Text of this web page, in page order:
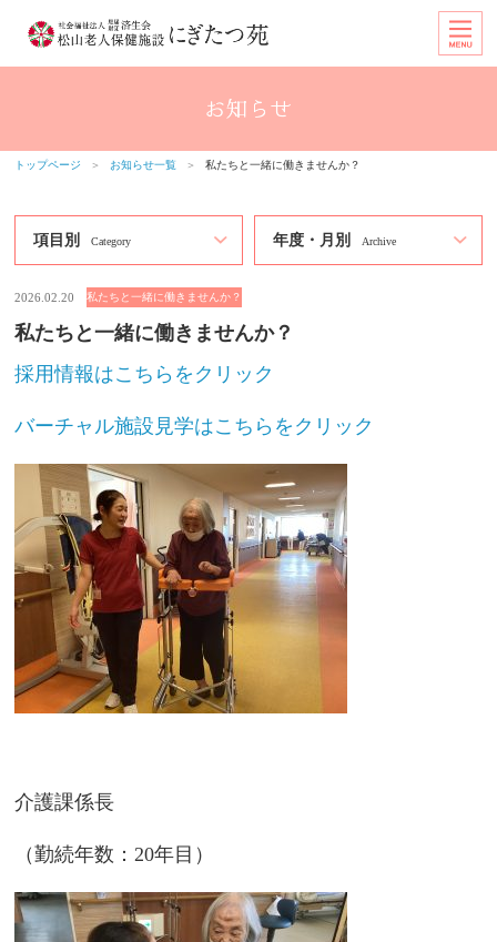
トップページ ＞ お知らせ一覧 ＞ 私たちと一緒に働きませんか？
項目別 Category 年度・月別 Archive
2026.02.20 私たちと一緒に働きませんか？
私たちと一緒に働きませんか？
採用情報はこちらをクリック
バーチャル施設見学はこちらをクリック
介護課係長
（勤続年数：20年目）